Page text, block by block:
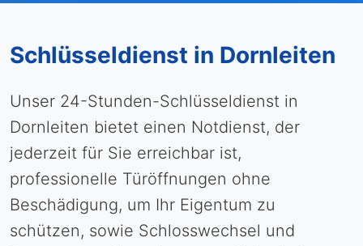
Schlüsseldienst in Dornleiten
Unser 24-Stunden-Schlüsseldienst in
Dornleiten bietet einen Notdienst, der
jederzeit für Sie erreichbar ist,
professionelle Türöffnungen ohne
Beschädigung, um Ihr Eigentum zu
schützen, sowie Schlosswechsel und